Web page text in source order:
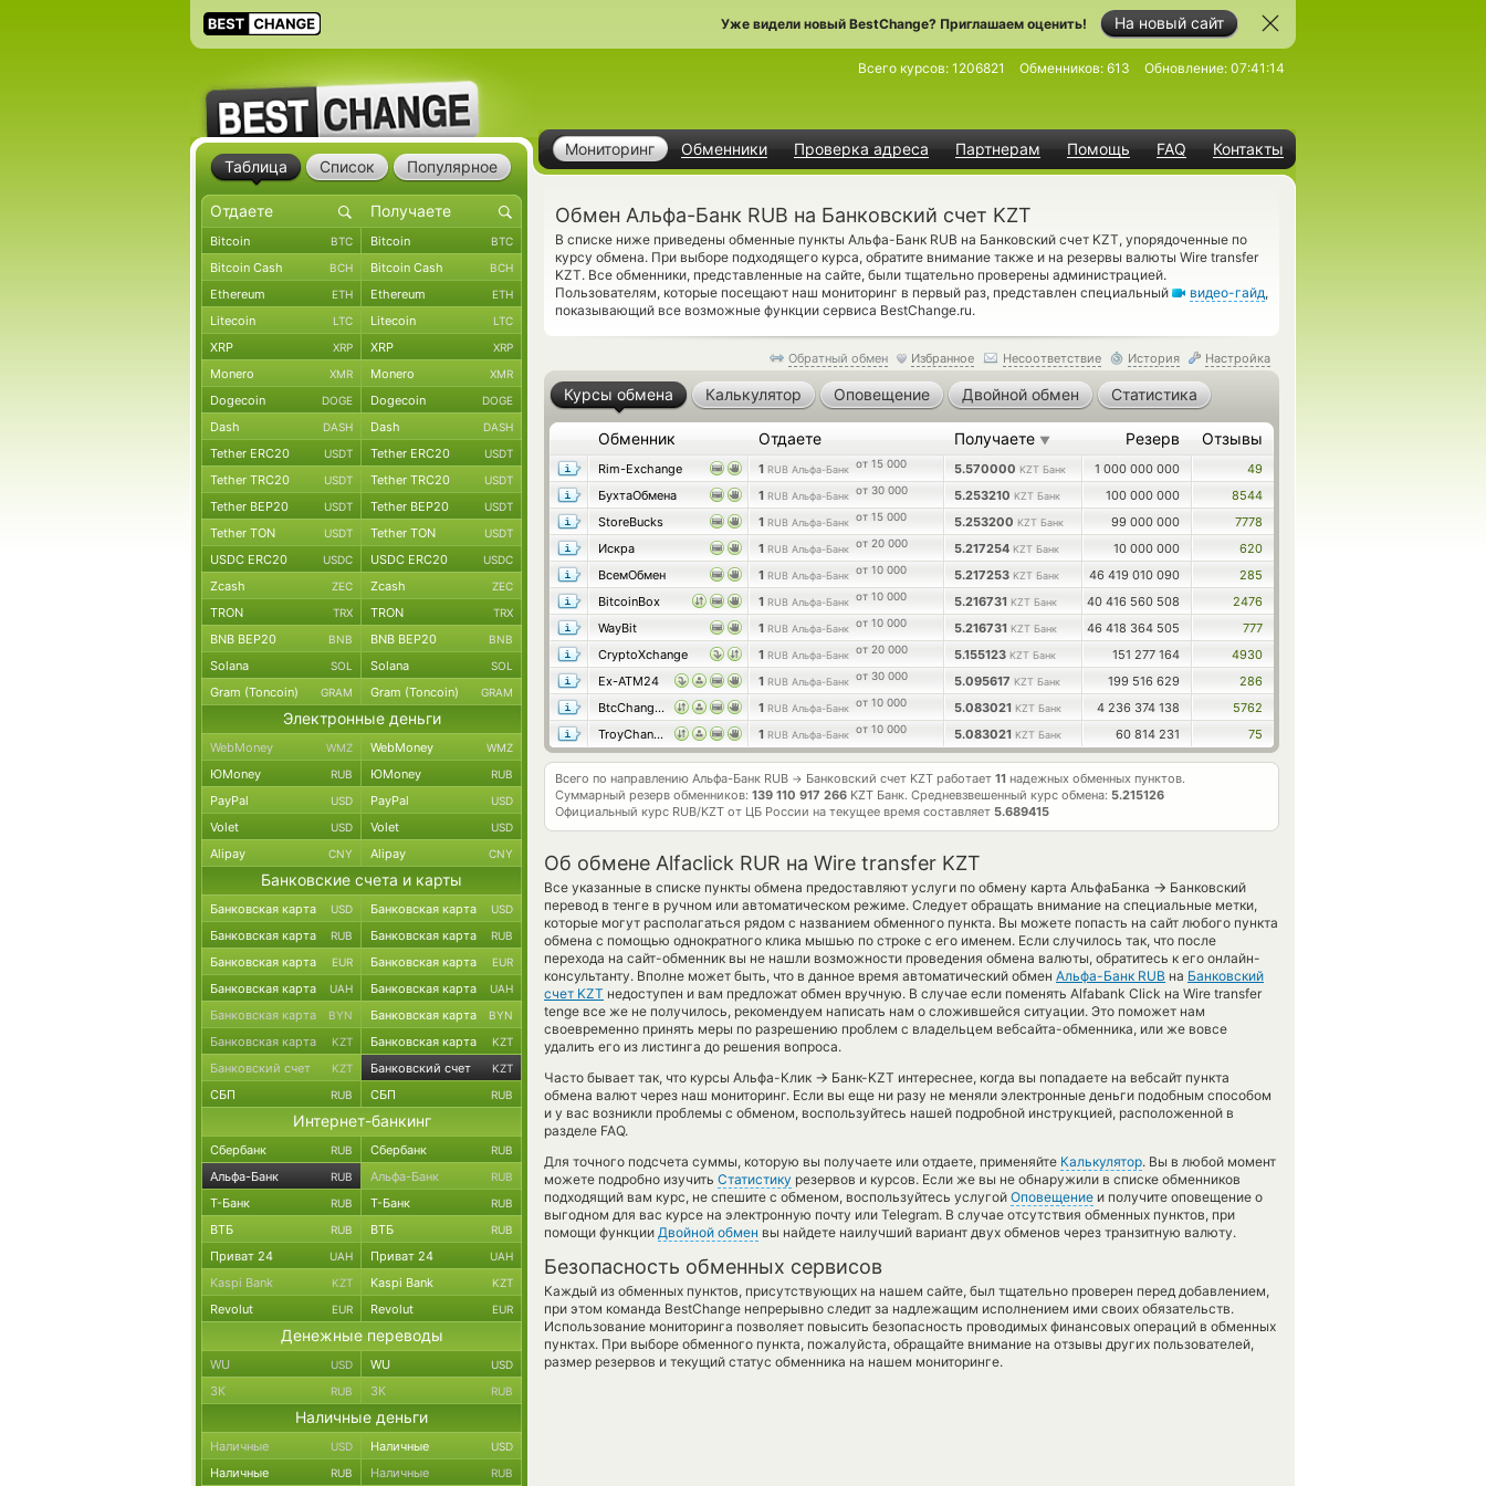
На новый сайт
Уже видели новый BestChange? Приглашаем оценить!
Мониторинг Обменники Проверка адреса Партнерам Помощь FAQ Контакты
Всего курсов: 1206821 Обменников: 613 Обновление: 07:41:14
Обмен Альфа-Банк RUB на Банковский счет KZT
В списке ниже приведены обменные пункты Альфа-Банк RUB на Банковский счет KZT, упорядоченные по
курсу обмена. При выборе подходящего курса, обратите внимание также и на резервы валюты Wire transfer
KZT. Все обменники, представленные на сайте, были тщательно проверены администрацией.
Пользователям, которые посещают наш мониторинг в первый раз, представлен специальный
видео-гайд,
показывающий все возможные функции сервиса BestChange.ru.
Обратный обмен Избранное Несоответствие История Настройка
Курсы обмена Калькулятор Оповещение Двойной обмен Статистика
Обменник Отдаете Получаете ▼ Резерв Отзывы
Rim-Exchange 1 RUB Альфа-Банк от 15 000 5.570000 KZT Банк 1 000 000 000
49
БухтаОбмена
1 RUB Альфа-Банк от 30 000 5.253210 KZT Банк 100 000 000
8544
StoreBucks
1 RUB Альфа-Банк от 15 000 5.253200 KZT Банк 99 000 000
7778
Искра
1 RUB Альфа-Банк от 20 000 5.217254 KZT Банк 10 000 000
620
ВсемОбмен
1 RUB Альфа-Банк от 10 000 5.217253 KZT Банк 46 419 010 090
285
BitcoinBox
1 RUB Альфа-Банк от 10 000 5.216731 KZT Банк 40 416 560 508
2476
WayBit
1 RUB Альфа-Банк от 10 000 5.216731 KZT Банк 46 418 364 505
777
CryptoXchange
1 RUB Альфа-Банк от 20 000 5.155123 KZT Банк 151 277 164
4930
Ex-ATM24
1 RUB Альфа-Банк от 30 000 5.095617 KZT Банк 199 516 629
286
BtcChange24
1 RUB Альфа-Банк от 10 000 5.083021 KZT Банк 4 236 374 138
5762
TroyChange
1 RUB Альфа-Банк от 10 000 5.083021 KZT Банк 60 814 231 75
Всего по направлению Альфа-Банк RUB → Банковский счет KZT работает 11 надежных обменных пунктов.
Суммарный резерв обменников: 139 110 917 266 KZT Банк. Средневзвешенный курс обмена: 5.215126
Официальный курс RUB/KZT от ЦБ России на текущее время составляет 5.689415
Об обмене Alfaclick RUR на Wire transfer KZT
Все указанные в списке пункты обмена предоставляют услуги по обмену карта АльфаБанка → Банковский
перевод в тенге в ручном или автоматическом режиме. Следует обращать внимание на специальные метки,
которые могут располагаться рядом с названием обменного пункта. Вы можете попасть на сайт любого пункта
обмена с помощью однократного клика мышью по строке с его именем. Если случилось так, что после
перехода на сайт-обменник вы не нашли возможности проведения обмена валюты, обратитесь к его онлайн-
консультанту. Вполне может быть, что в данное время автоматический обмен Альфа-Банк RUB на Банковский
счет KZT недоступен и вам предложат обмен вручную. В случае если поменять Alfabank Click на Wire transfer
tenge все же не получилось, рекомендуем написать нам о сложившейся ситуации. Это поможет нам
своевременно принять меры по разрешению проблем с владельцем вебсайта-обменника, или же вовсе
удалить его из листинга до решения вопроса.
Часто бывает так, что курсы Альфа-Клик → Банк-KZT интереснее, когда вы попадаете на вебсайт пункта
обмена валют через наш мониторинг. Если вы еще ни разу не меняли электронные деньги подобным способом
и у вас возникли проблемы с обменом, воспользуйтесь нашей подробной инструкцией, расположенной в
разделе FAQ.
Для точного подсчета суммы, которую вы получаете или отдаете, применяйте Калькулятор. Вы в любой момент
можете подробно изучить Статистику резервов и курсов. Если же вы не обнаружили в списке обменников
подходящий вам курс, не спешите с обменом, воспользуйтесь услугой Оповещение и получите оповещение о
выгодном для вас курсе на электронную почту или Telegram. В случае отсутствия обменных пунктов, при
помощи функции Двойной обмен вы найдете наилучший вариант двух обменов через транзитную валюту.
Безопасность обменных сервисов
Каждый из обменных пунктов, присутствующих на нашем сайте, был тщательно проверен перед добавлением,
при этом команда BestChange непрерывно следит за надлежащим исполнением ими своих обязательств.
Использование мониторинга позволяет повысить безопасность проводимых финансовых операций в обменных
пунктах. При выборе обменного пункта, пожалуйста, обращайте внимание на отзывы других пользователей,
размер резервов и текущий статус обменника на нашем мониторинге.
Таблица Список Популярное
Bitcoin BTC Bitcoin BTC
Bitcoin Cash BCH Bitcoin Cash BCH
Ethereum ETH Ethereum ETH
Litecoin LTC Litecoin LTC
XRP XRP XRP XRP
Monero XMR Monero XMR
Dogecoin DOGE Dogecoin DOGE
Dash DASH Dash DASH
Tether ERC20 USDT Tether ERC20 USDT
Tether TRC20 USDT Tether TRC20 USDT
Tether BEP20 USDT Tether BEP20 USDT
Tether TON USDT Tether TON USDT
USDC ERC20 USDC USDC ERC20 USDC
Zcash ZEC Zcash ZEC
TRON TRX TRON TRX
BNB BEP20 BNB BNB BEP20 BNB
Solana SOL Solana SOL
Gram (Toncoin) GRAM Gram (Toncoin) GRAM
Электронные деньги
WebMoney WMZ WebMoney WMZ
ЮMoney RUB ЮMoney RUB
PayPal USD PayPal USD
Volet USD Volet USD
Alipay CNY Alipay CNY
Банковские счета и карты
Банковская карта USD Банковская карта USD
Банковская карта RUB Банковская карта RUB
Банковская карта EUR Банковская карта EUR
Банковская карта UAH Банковская карта UAH
Банковская карта BYN Банковская карта BYN
Банковская карта KZT Банковская карта KZT
Банковский счет KZT Банковский счет KZT
СБП RUB СБП RUB
Интернет-банкинг
Сбербанк RUB Сбербанк RUB
Альфа-Банк RUB Альфа-Банк RUB
Т-Банк RUB Т-Банк RUB
ВТБ RUB ВТБ RUB
Приват 24 UAH Приват 24 UAH
Kaspi Bank KZT Kaspi Bank KZT
Revolut EUR Revolut EUR
Денежные переводы
WU USD WU USD
ЗК RUB ЗК RUB
Наличные деньги
Наличные USD Наличные USD
Наличные RUB Наличные RUB